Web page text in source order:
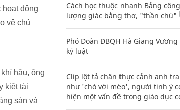
động
vệ chủ
hậu, ông
kiệt tài
sản và
Cách học thuộc nhanh Bảng
lượng giác bằng thơ, "thần chú"
Phó Đoàn ĐBQH Hà Giang
kỷ luật
Clip lột tả chân thực cảnh anh
như 'chó với mèo', người tinh ý
hiện một vấn đề trong giáo dục